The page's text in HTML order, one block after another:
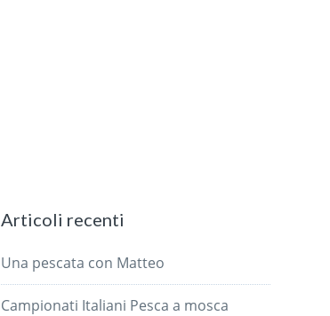
Articoli recenti
Una pescata con Matteo
Campionati Italiani Pesca a mosca